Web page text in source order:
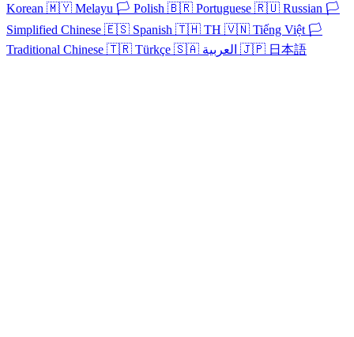
Korean 🇲🇾 Melayu 🏳️ Polish 🇧🇷 Portuguese 🇷🇺 Russian 🏳️
Simplified Chinese 🇪🇸 Spanish 🇹🇭 TH 🇻🇳 Tiếng Việt 🏳️
Traditional Chinese 🇹🇷 Türkçe 🇸🇦 🇯🇵 日本語